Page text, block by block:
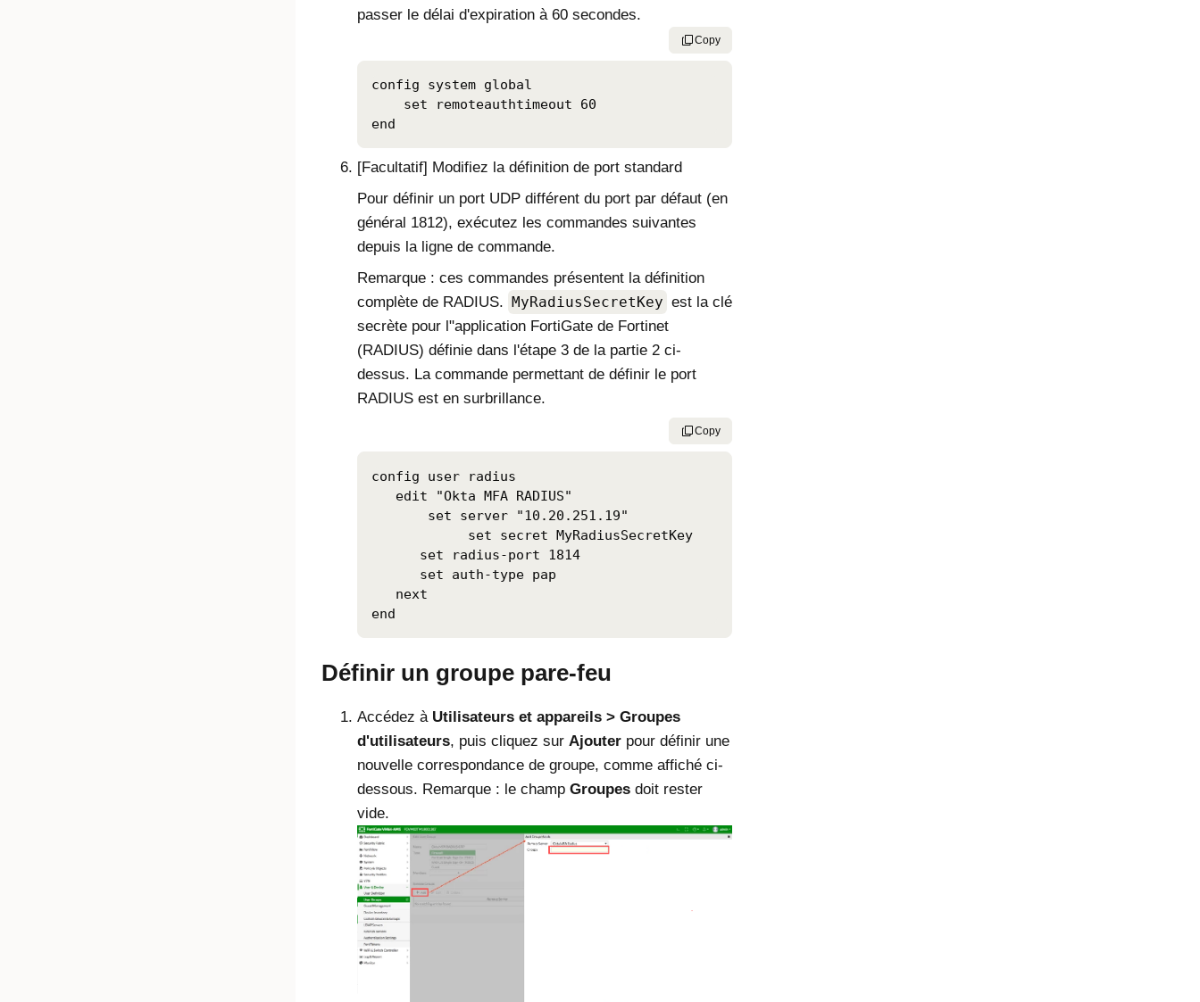
passer le délai d'expiration à 60 secondes.
Copy
config system global
    set remoteauthtimeout 60
end
[Facultatif] Modifiez la définition de port standard
Pour définir un port UDP différent du port par défaut (en
général 1812), exécutez les commandes suivantes
depuis la ligne de commande.
Remarque : ces commandes présentent la définition
complète de RADIUS.
MyRadiusSecretKey est la clé
secrète pour l"application FortiGate de Fortinet
(RADIUS) définie dans l'étape 3 de la partie 2 ci-
dessus. La commande permettant de définir le port
RADIUS est en surbrillance.
Copy
config user radius
   edit "Okta MFA RADIUS"
       set server "10.20.251.19"
      set radius-port 1814
      set auth-type pap
   next
end
Définir un groupe pare-feu
Accédez à Utilisateurs et appareils
Groupes
d'utilisateurs, puis cliquez sur Ajouterpour définir une
nouvelle correspondance de groupe, comme affiché ci-
dessous. Remarque : le champ Groupesdoit rester
vide.